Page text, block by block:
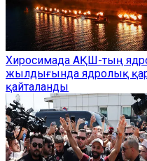
Хиросимада АҚШ-тың
жылдығында ядролық
қайталанды